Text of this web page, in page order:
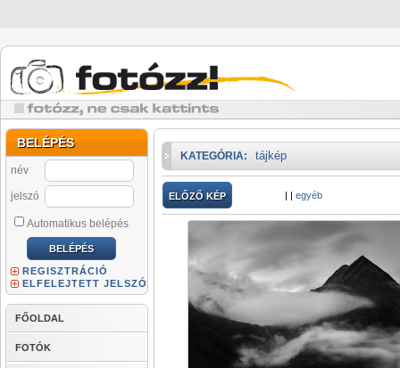
BELÉPÉS
név
jelszó
Automatikus belépés
REGISZTRÁCIÓ
ELFELEJTETT JELSZÓ
FŐOLDAL
FOTÓK
KATEGÓRIA: tájkép
ELŐZŐ KÉP | | egyéb